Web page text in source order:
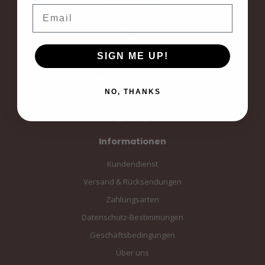
Amersfoort, the Netherlands
Informationen
Kundendienst
Versand & Rücksendungen
Zahlungsarten
Datenschutz-Bestimmungen
Geschäftsbedingungen
Über uns
SIGN ME UP!
NO, THANKS